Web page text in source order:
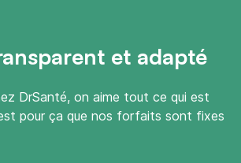
et adapté
DrSanté, on aime tout ce qui est
pour ça que nos forfaits sont fixes